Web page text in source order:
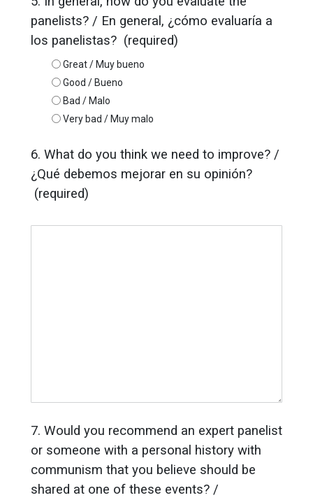
panelists? / En general, ¿cómo evaluaría a
los panelistas? (required)
Great / Muy bueno
Good / Bueno
Bad / Malo
Very bad / Muy malo
6. What do you think we need to improve? /
¿Qué debemos mejorar en su opinión?
(required)
7. Would you recommend an expert panelist
or someone with a personal history with
communism that you believe should be
shared at one of these events? /